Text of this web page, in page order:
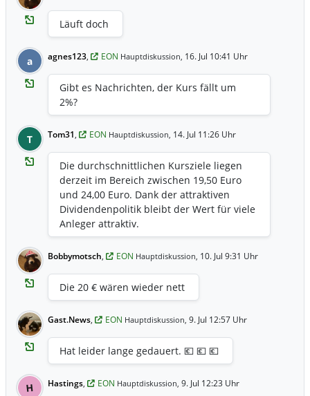
Läuft doch
a agnes123, EON Hauptdiskussion, 16. Jul 10:41 Uhr
Gibt es Nachrichten, der Kurs fällt um
2%?
T Tom31, EON Hauptdiskussion, 14. Jul 11:26 Uhr
Die durchschnittlichen Kursziele liegen
derzeit im Bereich zwischen 19,50 Euro
und 24,00 Euro. Dank der attraktiven
Dividendenpolitik bleibt der Wert für viele
Anleger attraktiv.
Bobbymotsch, EON Hauptdiskussion, 10. Jul 9:31 Uhr
Die 20 € wären wieder nett
Gast.News, EON Hauptdiskussion, 9. Jul 12:57 Uhr
Hat leider lange gedauert. 💶 💶 💶
H Hastings, EON Hauptdiskussion, 9. Jul 12:23 Uhr